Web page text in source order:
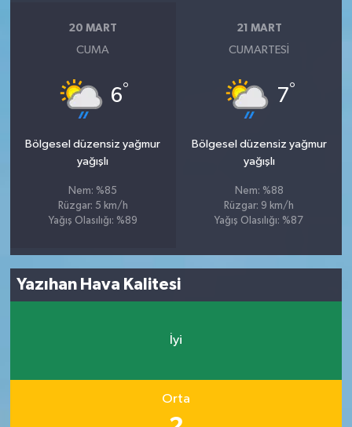
20 MART
CUMA
6°
Bölgesel düzensiz yağmur
yağışlı
Nem: %85
Rüzgar: 5 km/h
Yağış Olasılığı: %89
21 MART
CUMARTESI
7°
Bölgesel düzensiz yağmur
yağışlı
Nem: %88
Rüzgar: 9 km/h
Yağış Olasılığı: %87
Yazıhan Hava Kalitesi
İyi
Orta